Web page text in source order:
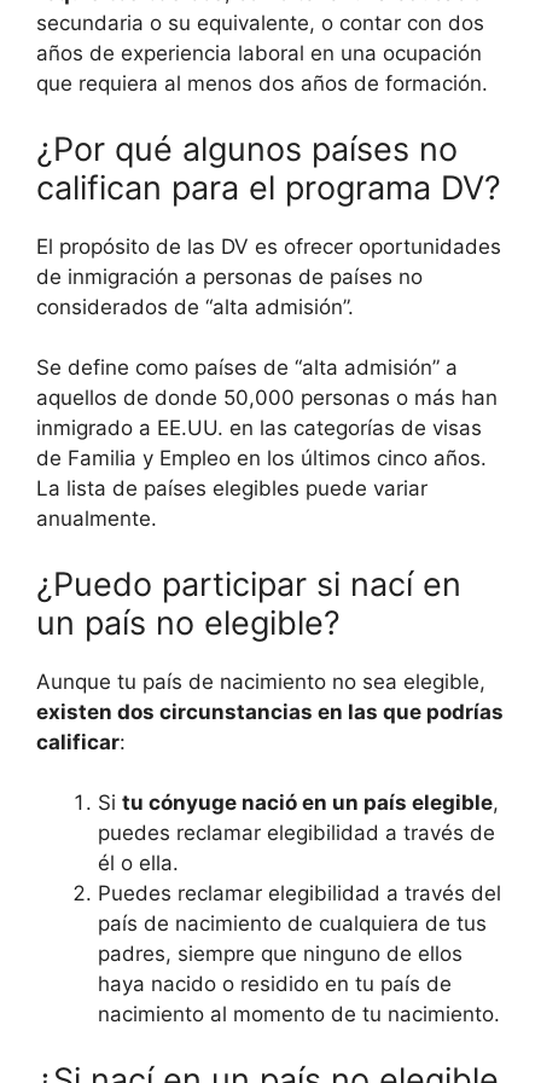
secundaria o su equivalente, o contar con dos
años de experiencia laboral en una ocupación
que requiera al menos dos años de formación.
¿Por qué algunos países no
califican para el programa DV?
El propósito de las DV es ofrecer oportunidades
de inmigración a personas de países no
considerados de “alta admisión”.
Se define como países de “alta admisión” a
aquellos de donde 50,000 personas o más han
inmigrado a EE.UU. en las categorías de visas
de Familia y Empleo en los últimos cinco años.
La lista de países elegibles puede variar
anualmente.
¿Puedo participar si nací en
un país no elegible?
Aunque tu país de nacimiento no sea elegible,
existen dos circunstancias en las que podrías
calificar:
Si tu cónyuge nació en un país elegible,
puedes reclamar elegibilidad a través de
él o ella.
Puedes reclamar elegibilidad a través del
país de nacimiento de cualquiera de tus
padres, siempre que ninguno de ellos
haya nacido o residido en tu país de
nacimiento al momento de tu nacimiento.